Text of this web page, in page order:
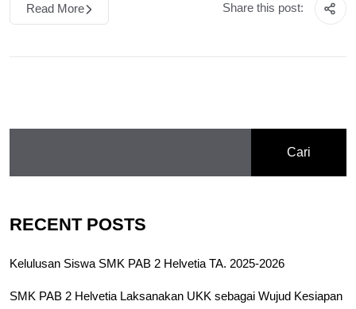
Read More Share this post:
Cari
RECENT POSTS
Kelulusan Siswa SMK PAB 2 Helvetia TA. 2025-2026
SMK PAB 2 Helvetia Laksanakan UKK sebagai Wujud Kesiapan